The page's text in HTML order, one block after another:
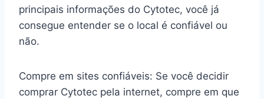
principais informações do Cytotec, você já
consegue entender se o local é confiável ou
não.
Compre em sites confiáveis: Se você decidir
comprar Cytotec pela internet, compre em que